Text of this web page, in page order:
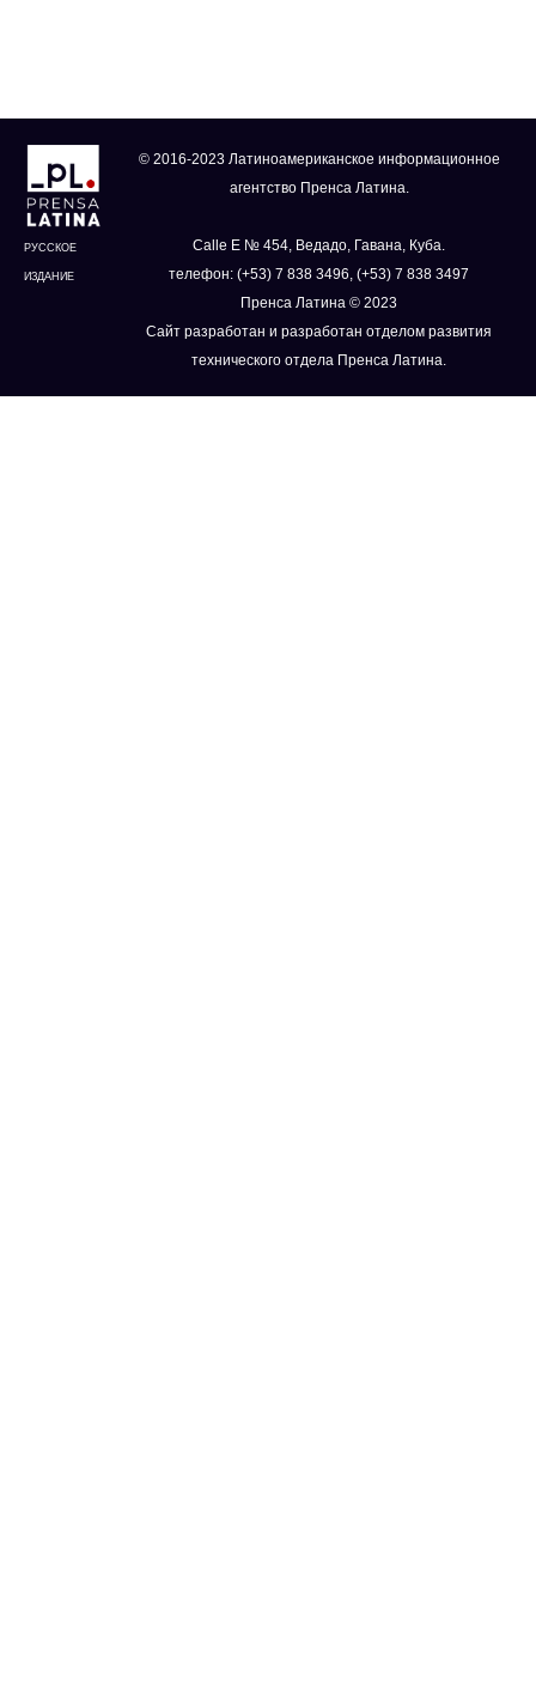
РУССКОЕ
ИЗДАНИЕ
© 2016-2023 Латиноамериканское информационное
агентство Пренса Латина.
Calle E № 454, Ведадо, Гавана, Куба.
телефон: (+53) 7 838 3496, (+53) 7 838 3497
Пренса Латина © 2023
Сайт разработан и разработан отделом развития
технического отдела Пренса Латина.